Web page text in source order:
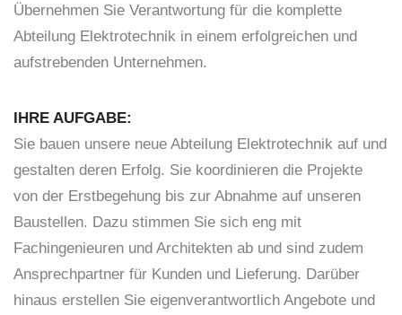
Übernehmen Sie Verantwortung für die komplette
Abteilung Elektrotechnik in einem erfolgreichen und
aufstrebenden Unternehmen.
IHRE AUFGABE:
Sie bauen unsere neue Abteilung Elektrotechnik auf und
gestalten deren Erfolg. Sie koordinieren die Projekte
von der Erstbegehung bis zur Abnahme auf unseren
Baustellen. Dazu stimmen Sie sich eng mit
Fachingenieuren und Architekten ab und sind zudem
Ansprechpartner für Kunden und Lieferung. Darüber
hinaus erstellen Sie eigenverantwortlich Angebote und